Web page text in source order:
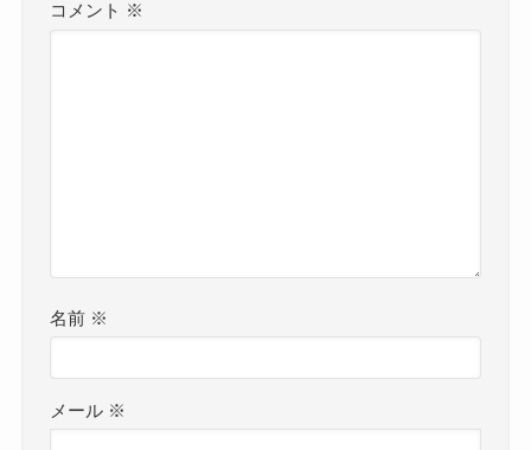
コメント ※
名前 ※
メール ※